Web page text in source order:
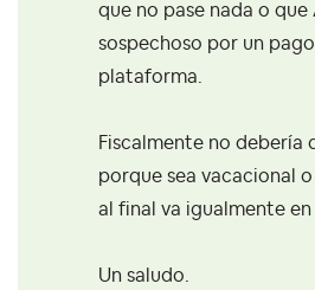
que no pase nada o
sospechoso por un
plataforma.
Fiscalmente no debería
porque sea vacacional
al final va igualmente en
Un saludo.